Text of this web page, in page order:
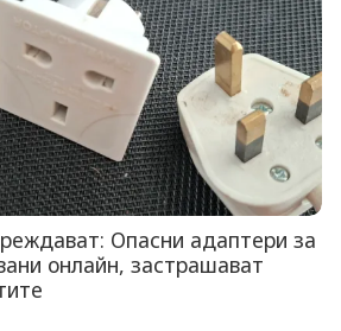
Опасни адаптери за
онлайн, застрашават